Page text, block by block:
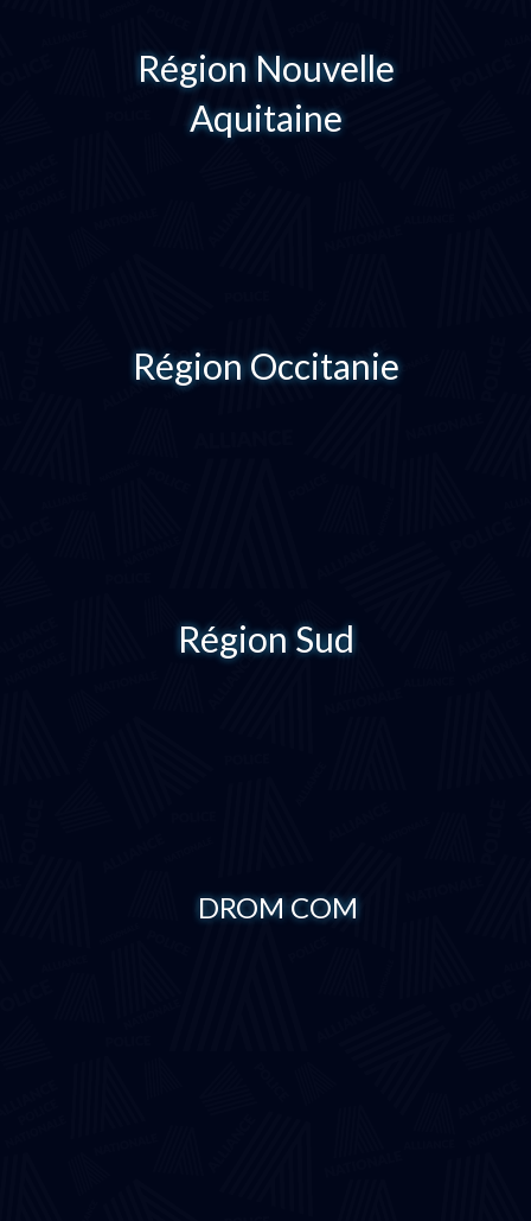
Région Nouvelle
Aquitaine
Région Occitanie
Région Sud
DROM COM